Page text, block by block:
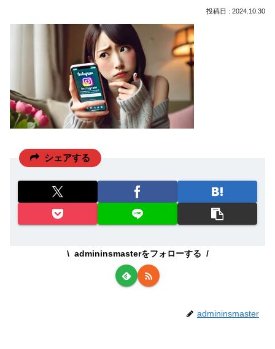
2024.10.30
シェアする
admininsmasterをフォローする
admininsmaster